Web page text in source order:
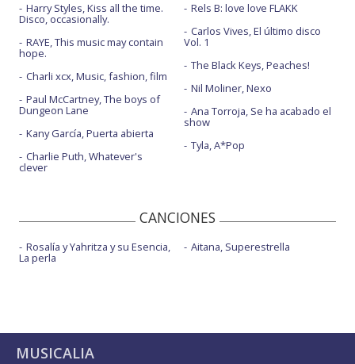
Harry Styles, Kiss all the time.
Disco, occasionally.
RAYE, This music may contain
hope.
Charli xcx, Music, fashion, film
Paul McCartney, The boys of
Dungeon Lane
Kany García, Puerta abierta
Charlie Puth, Whatever's
clever
Rels B: love love FLAKK
Carlos Vives, El último disco
Vol. 1
The Black Keys, Peaches!
Nil Moliner, Nexo
Ana Torroja, Se ha acabado el
show
Tyla, A*Pop
CANCIONES
Rosalía y Yahritza y su Esencia,
La perla
Aitana, Superestrella
MUSICALIA